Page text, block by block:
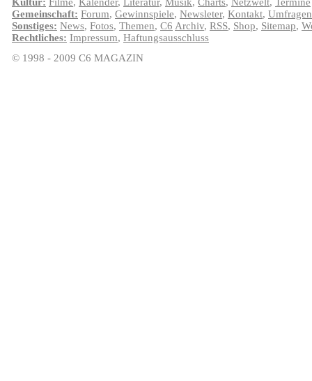
Gemeinschaft: Forum, Gewinnspiele, Newsleter, Kontakt, Umfragen
Sonstiges: News, Fotos, Themen, C6 Archiv, RSS, Shop, Sitemap,
Rechtliches: Impressum, Haftungsausschluss
© 1998 - 2009 C6 MAGAZIN